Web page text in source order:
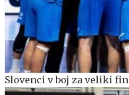
Slovenci v boj za veliki